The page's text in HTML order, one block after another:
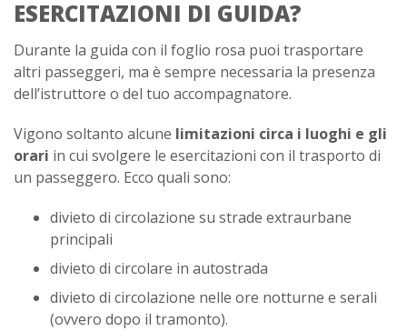
ESERCITAZIONI DI GUIDA?
Durante la guida con il foglio rosa puoi trasportare
altri passeggeri, ma è sempre necessaria la presenza
dell’istruttore o del tuo accompagnatore.
Vigono soltanto alcune limitazioni circa i luoghi e gli
orari in cui svolgere le esercitazioni con il trasporto di
un passeggero. Ecco quali sono:
divieto di circolazione su strade extraurbane
principali
divieto di circolare in autostrada
divieto di circolazione nelle ore notturne e serali
(ovvero dopo il tramonto).